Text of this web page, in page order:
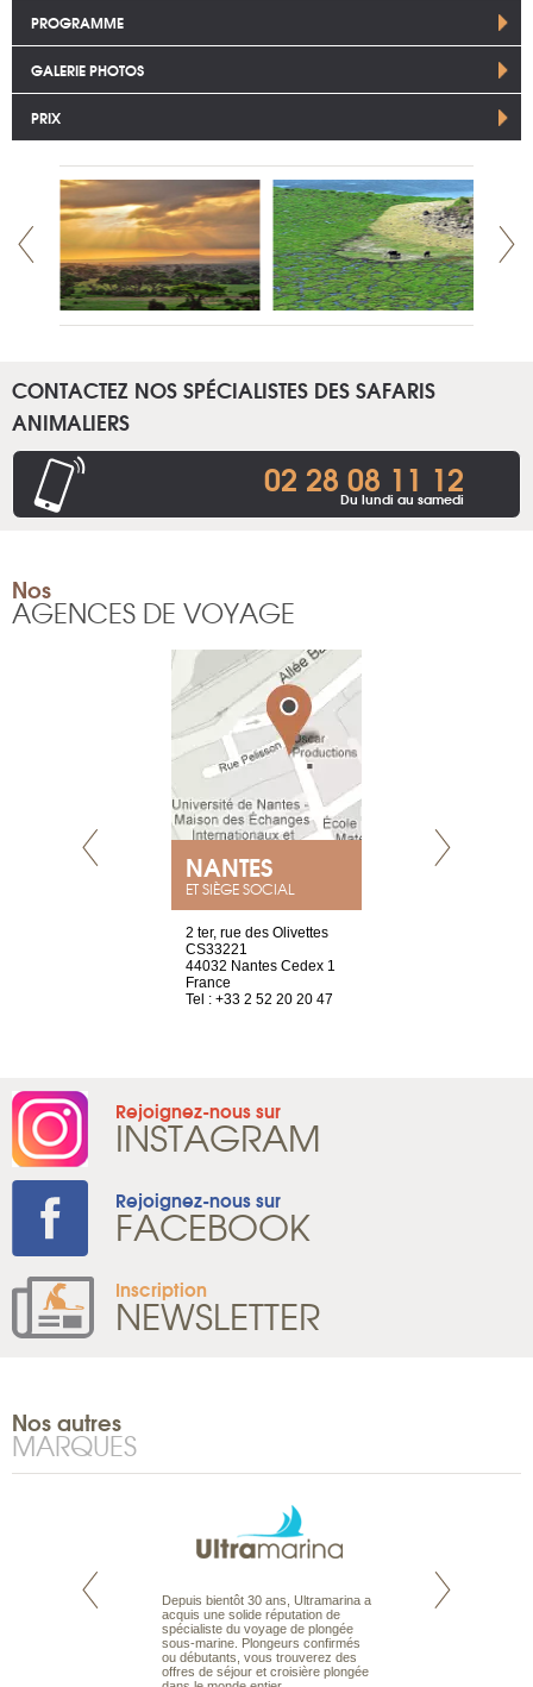
PROGRAMME
GALERIE PHOTOS
PRIX
CONTACTEZ NOS SPÉCIALISTES DES SAFARIS
ANIMALIERS
02 28 08 11 12
Du lundi au samedi
Nos
AGENCES DE VOYAGE
NANTES
ET SIÈGE SOCIAL
2 ter, rue des Olivettes
CS33221
44032 Nantes Cedex 1
France
Tel : +33 2 52 20 20 47
Rejoignez-nous sur
INSTAGRAM
Rejoignez-nous sur
FACEBOOK
Inscription
NEWSLETTER
Nos autres
MARQUES
est le spécialiste
Depuis bientôt 30 ans, Ultramarina a
acquis une solide réputation de
spécialiste du voyage de plongée
sous-marine. Plongeurs confirmés
ou débutants, vous trouverez des
offres de séjour et croisière plongée
Expert du voyage